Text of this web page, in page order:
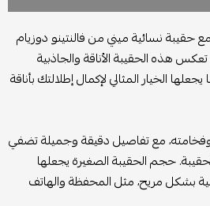
حقيبة نسائية ميني من فالنتينو دوزيام
تعكس هذه الحقيبة الأناقة والجاذبية
الخيار المثالي لإكمال إطلالتك بأناقة
وفخامته، مع تفاصيل دقيقة وجميلة تضفي
حجم الحقيبة الصغيرة يجعلها
بشكل مريح، مثل المحفظة والهاتف